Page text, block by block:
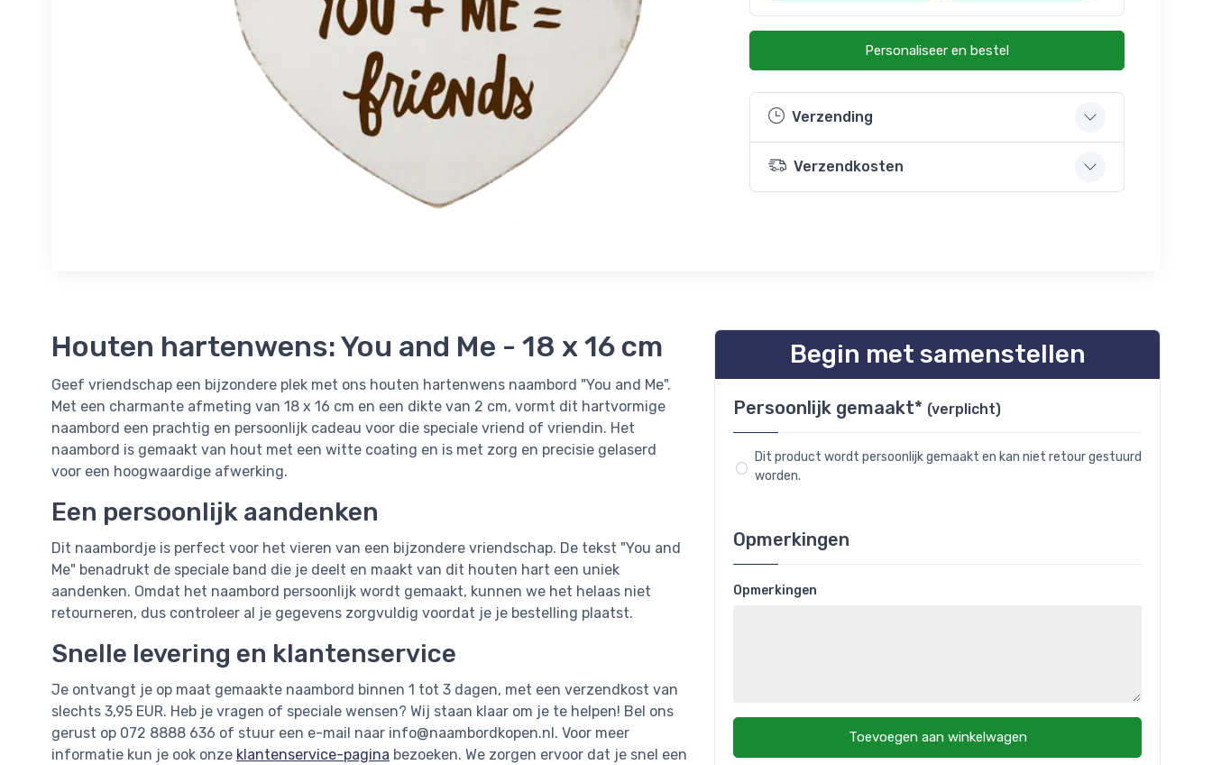
Personaliseer en bestel
Verzending
Verzendkosten
Houten hartenwens: You and Me - 18 x 16 cm
Geef vriendschap een bijzondere plek met ons houten hartenwens naambord "You and Me".
Met een charmante afmeting van 18 x 16 cm en een dikte van 2 cm, vormt dit hartvormige
naambord een prachtig en persoonlijk cadeau voor die speciale vriend of vriendin. Het
naambord is gemaakt van hout met een witte coating en is met zorg en precisie gelaserd
voor een hoogwaardige afwerking.
Een persoonlijk aandenken
Dit naambordje is perfect voor het vieren van een bijzondere vriendschap. De tekst "You and
Me" benadrukt de speciale band die je deelt en maakt van dit houten hart een uniek
aandenken. Omdat het naambord persoonlijk wordt gemaakt, kunnen we het helaas niet
retourneren, dus controleer al je gegevens zorgvuldig voordat je je bestelling plaatst.
Snelle levering en klantenservice
Je ontvangt je op maat gemaakte naambord binnen 1 tot 3 dagen, met een verzendkost van
slechts 3,95 EUR. Heb je vragen of speciale wensen? Wij staan klaar om je te helpen! Bel ons
gerust op 072 8888 636 of stuur een e-mail naar info@naambordkopen.nl. Voor meer
informatie kun je ook onze klantenservice-pagina bezoeken. We zorgen ervoor dat je snel een
Begin met samenstellen
Persoonlijk gemaakt* (verplicht)
Dit product wordt persoonlijk gemaakt en kan niet retour gestuurd
worden.
Opmerkingen
Opmerkingen
Toevoegen aan winkelwagen